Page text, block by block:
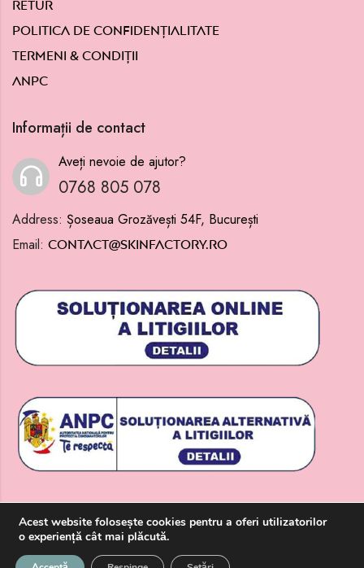
Retur
Politica de confidențialitate
Termeni & condiții
ANPC
Informații de contact
Aveți nevoie de ajutor?
0768 805 078
Address: Șoseaua Grozăvești 54F, București
Email: contact@skinfactory.ro
Acest website folosește cookies pentru a oferi utilizatorilor
o experiență cât mai plăcută.